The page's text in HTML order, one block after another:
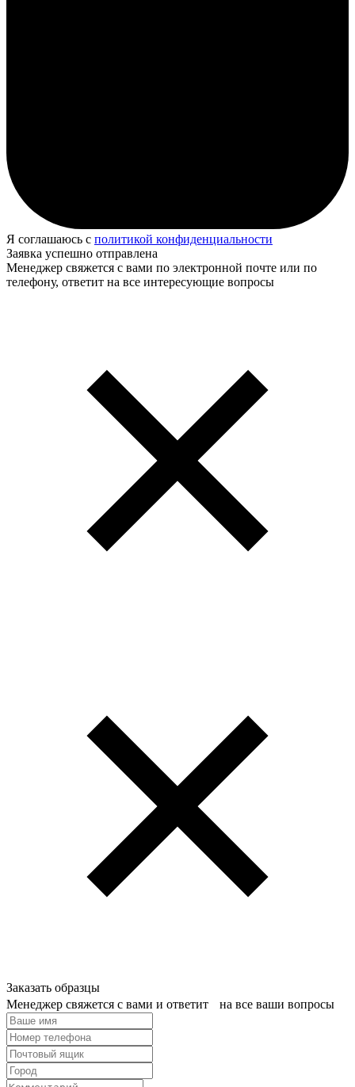
Я соглашаюсь с политикой конфиденциальности
Заявка успешно отправлена
Менеджер свяжется с вами по электронной почте или по
телефону, ответит на все интересующие вопросы
Заказать образцы
Менеджер свяжется с вами и ответит на все ваши вопросы